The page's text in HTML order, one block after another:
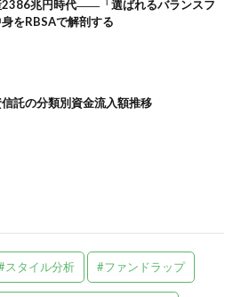
2386兆円時代――「選ばれるバランスフ
をRBSAで解剖する
託の分類別資金流入額推移
スタイル分析 #ファンドラップ